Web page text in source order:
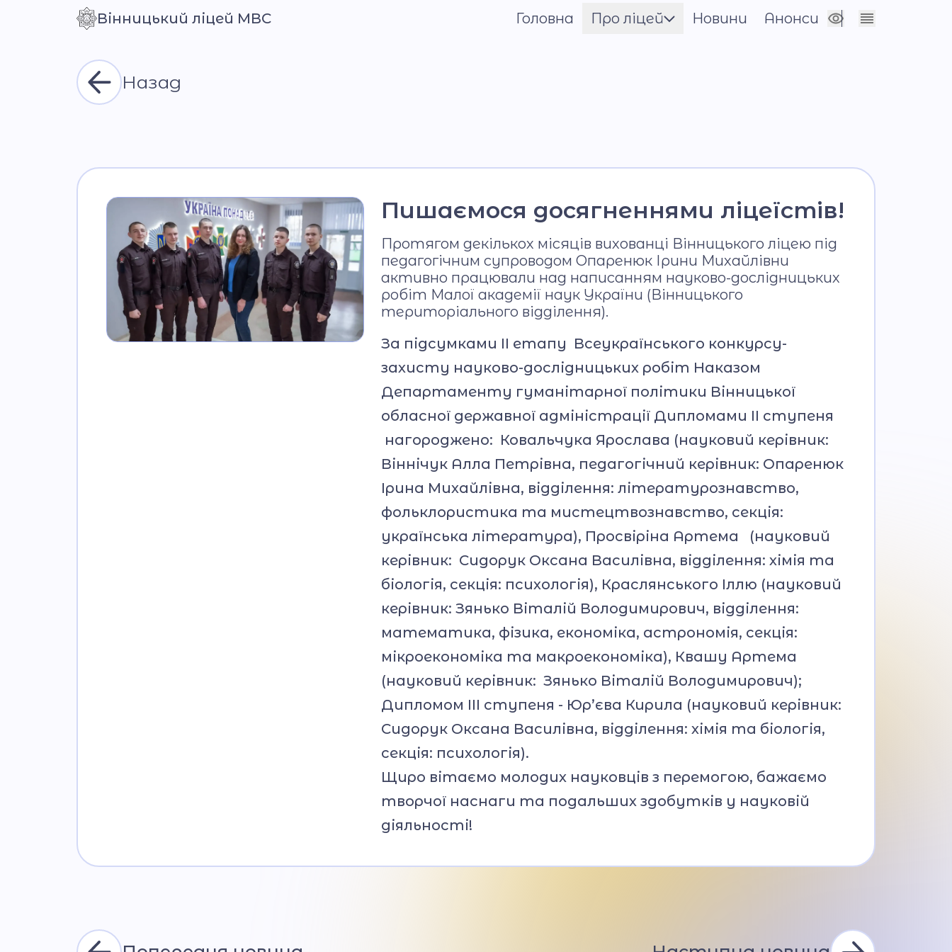
Контраст Сховати налаштування
Вінницький ліцей МВС Головна
Про ліцей
база
Віртуальний тур
Звітність
Новини Анонси
Назад
Пишаємося досягненнями ліцеїстів!
Протягом декількох місяців вихованці Вінницького ліцею під
педагогічним супроводом Опаренюк Ірини Михайлівни
активно працювали над написанням науково-дослідницьких
робіт Малої академії наук України (Вінницького
територіального відділення).
За підсумками ІІ етапу Всеукраїнського конкурсу-
захисту науково-дослідницьких робіт Наказом
Департаменту гуманітарної політики Вінницької
обласної державної адміністрації Дипломами ІІ ступеня
нагороджено: Ковальчука Ярослава (науковий керівник:
Віннічук Алла Петрівна, педагогічний керівник: Опаренюк
Ірина Михайлівна, відділення: літературознавство,
фольклористика та мистецтвознавство, секція:
українська література), Просвіріна Артема (науковий
керівник: Сидорук Оксана Василівна, відділення: хімія та
біологія, секція: психологія), Краслянського Іллю (науковий
керівник: Зянько Віталій Володимирович, відділення:
математика, фізика, економіка, астрономія, секція:
мікроекономіка та макроекономіка), Квашу Артема
(науковий керівник: Зянько Віталій Володимирович);
Дипломом ІІІ ступеня - Юр’єва Кирила (науковий керівник:
Сидорук Оксана Василівна, відділення: хімія та біологія,
секція: психологія).
Щиро вітаємо молодих науковців з перемогою, бажаємо
творчої наснаги та подальших здобутків у науковій
діяльності!